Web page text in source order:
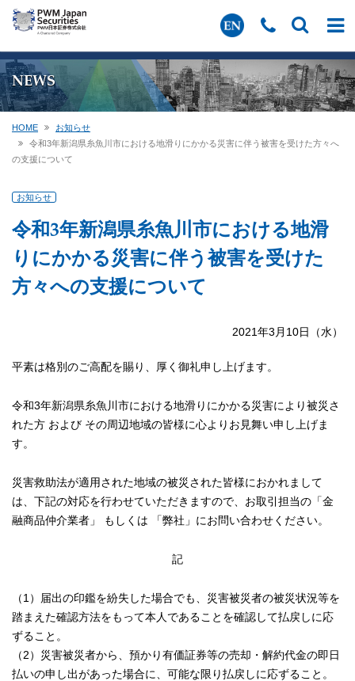
NEWS
HOME
お知らせ
令和3年新潟県糸魚川市における地滑りにかかる災害に伴う被害を受けた方々へ
の支援について
お知らせ
令和3年新潟県糸魚川市における地滑
りにかかる災害に伴う被害を受けた
方々への支援について
2021年3月10日（水）
平素は格別のご高配を賜り、厚く御礼申し上げます。
令和3年新潟県糸魚川市における地滑りにかかる災害により被災さ
れた方 および その周辺地域の皆様に心よりお見舞い申し上げま
す。
災害救助法が適用された地域の被災された皆様におかれまして
は、下記の対応を行わせていただきますので、お取引担当の「金
融商品仲介業者」 もしくは 「弊社」にお問い合わせください。
記
（1）届出の印鑑を紛失した場合でも、災害被災者の被災状況等を
踏まえた確認方法をもって本人であることを確認して払戻しに応
ずること。
（2）災害被災者から、預かり有価証券等の売却・解約代金の即日
払いの申し出があった場合に、可能な限り払戻しに応ずること。